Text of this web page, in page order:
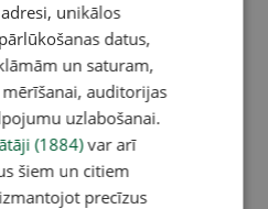
unikālos
datus,
un saturam,
auditorijas
uzlabošanai.
(1884)var arī
šiem un citiem
precīzus